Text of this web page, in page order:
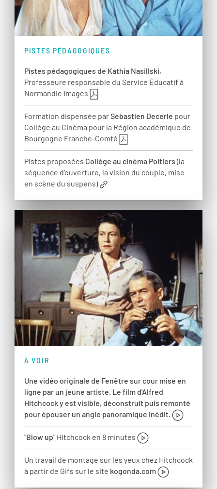
PISTES PÉDAGOGIQUES
Pistes pédagogiques de Kathia Nasillski,
Professeure responsable du Service Éducatif à
Normandie Images
Formation dispensée parSébastien Decerle pour
Collège au Cinéma pour la Région académique de
Bourgogne Franche-Comté
Pistes proposées Collège au cinéma Poitiers (la
séquence d’ouverture, la vision du couple, mise
en scène du suspens)
À VOIR
Une vidéo originale de Fenêtre sur cour mise en
ligne par un jeune artiste. Le film d'Alfred
Hitchcock y est visible, déconstruit puis remonté
pour épouser un angle panoramique inédit.
"Blow up" Hitchcock en 8 minutes
Un travail de montage sur les yeux chez Hitchcock
à partir de Gifs sur le site kogonda.com